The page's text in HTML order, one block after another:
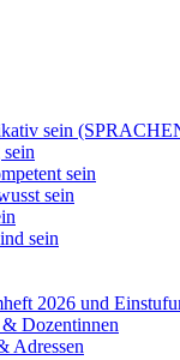
sein
sein
sein
sein
2026 und
Dozentinnen
Adressen